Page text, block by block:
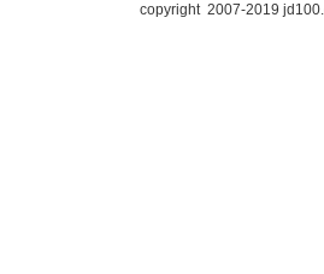
copyright 2007-2019